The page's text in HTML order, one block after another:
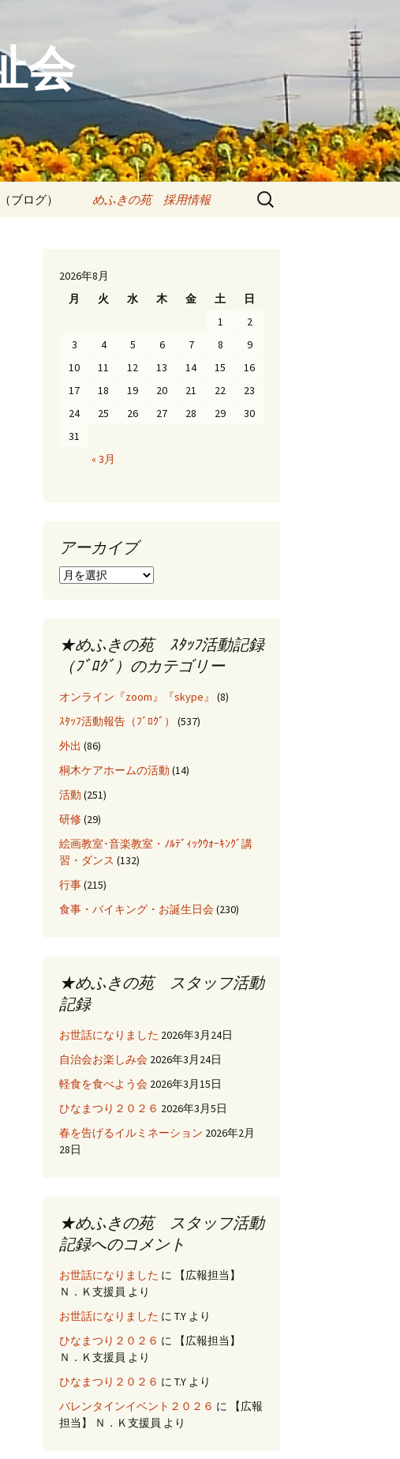
会
感染対策指針
ブログ） めふきの苑 採用情報
各種研修・資格取得
採用情報（新卒者、転
検
2026年8月
月
火 水 木 金 土 日
« 3月
1
2
3
4 5 6 7 8
9
10
11 12 13 14 15
16
17
18 19 20 21 22
23
24
25 26 27 28 29
30
31
アーカイブ
ア
ブ
★めふきの苑 ｽﾀｯﾌ活動記録
（ﾌﾞﾛｸﾞ）のカテゴリー
オンライン『zoom』『skype』
(8)
ｽﾀｯﾌ活動報告（ﾌﾞﾛｸﾞ）
(537)
外出 (86)
桐木ケアホームの活動 (14)
活動 (251)
研修(29)
絵画教室･音楽教室・ﾉﾙﾃﾞｨｯｸｳｫｰｷﾝｸﾞ講
習・ダンス (132)
行事(215)
食事・バイキング・お誕生日会(230)
★めふきの苑 スタッフ活動
記録
お世話になりました 2026年3月24日
自治会お楽しみ会 2026年3月24日
軽食を食べよう会 2026年3月15日
ひなまつり２０２６ 2026年3月5日
春を告げるイルミネーション 2026年2月
28日
★めふきの苑 スタッフ活動
記録へのコメント
お世話になりました に
【広報担当】
Ｎ．Ｋ支援員 より
お世話になりました に T.Y より
ひなまつり２０２６ に
【広報担当】
Ｎ．Ｋ支援員 より
ひなまつり２０２６ に T.Y より
バレンタインイベント２０２６ に
【広報
担当】 Ｎ．Ｋ支援員 より